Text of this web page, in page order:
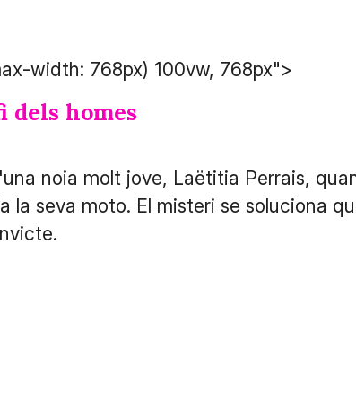
width: 768px) 100vw, 768px">
dels homes
noia molt jove, Laëtitia Perrais,
la seva moto. El misteri se soluciona